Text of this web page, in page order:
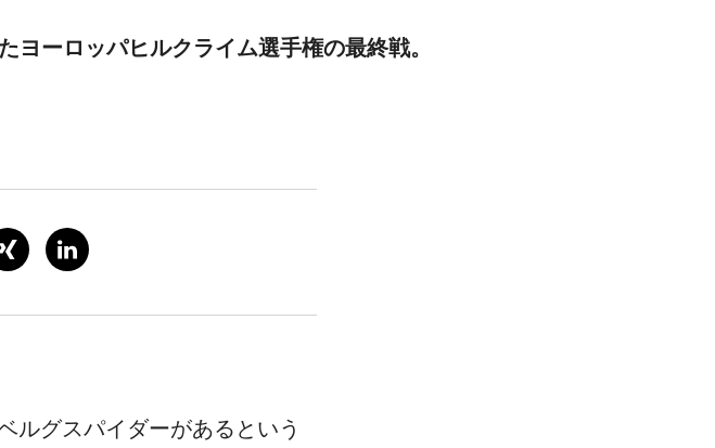
ーロッパヒルクライム選手権の最終戦。
ルグスパイダーがあるという